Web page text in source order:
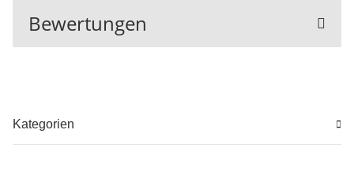
Bewertungen
Kategorien